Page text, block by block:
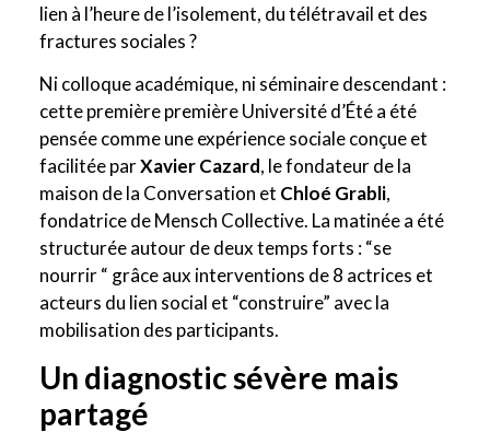
lien à l’heure de l’isolement, du télétravail et des
fractures sociales ?
Ni colloque académique, ni séminaire descendant :
cette première première Université d’Été a été
pensée comme une expérience sociale conçue et
facilitée parXavier Cazard, le fondateur de la
maison de la Conversation et Chloé Grabli,
fondatrice de Mensch Collective. La matinée a été
structurée autour de deux temps forts : “se
nourrir “ grâce aux interventions de 8 actrices et
acteurs du lien social et “construire” avec la
mobilisation des participants.
Un diagnostic sévère mais
partagé